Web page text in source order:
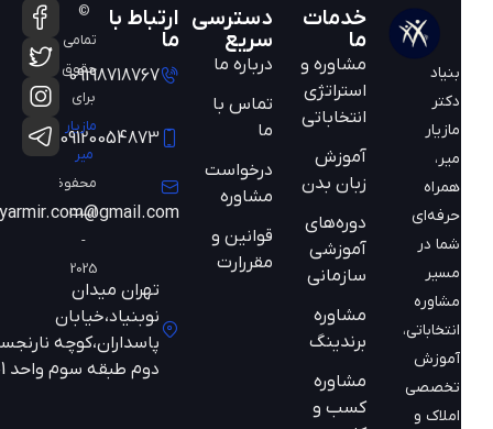
مازیار
همراه
حرفه‌ای
شما در
مسیر
مشاوره
انتخاباتی،
آموزش
تخصصی
املاک و
خدمات
مشاوره و
استراتژی
انتخاباتی
آموزش
زبان بدن
دوره‌های
آموزشی
سازمانی
مشاوره
برندینگ
مشاوره
کسب و
دسترسی
سریع
درباره ما
تماس با
ما
درخواست
مشاوره
قوانین و
مقررارت
ارتباط با
09198718767
09120054873
mazyarmir.com@gmail.com
تهران میدان
نوبنیاد،خیابان
پاسداران،کوچه نارنجستان
دوم طبقه سوم واحد 301
©
تمامی
حقوق
مازیار
محفوظ
است